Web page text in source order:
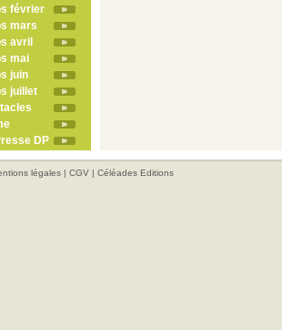
février
mars
avril
mai
juin
juillet
DP
légales | CGV | Céléades Editions